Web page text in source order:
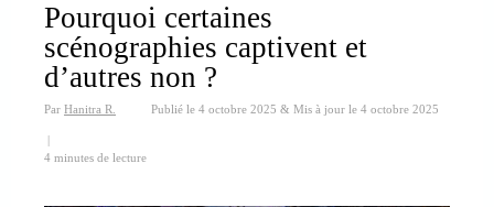
Pourquoi certaines
scénographies captivent et
d’autres non ?
Par Hanitra R. Publié le 4 octobre 2025 & Mis à jour le 4 octobre 2025
|
4 minutes de lecture